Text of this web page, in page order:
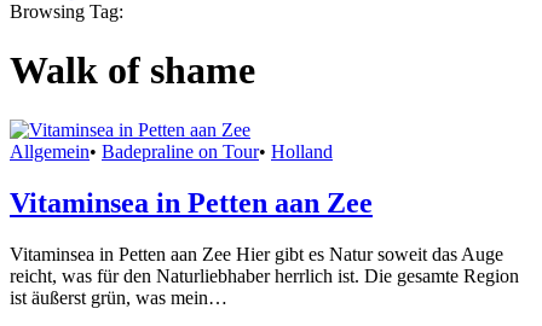
Browsing Tag:
Walk of shame
Allgemein• Badepraline on Tour• Holland
Vitaminsea in Petten aan Zee
Vitaminsea in Petten aan Zee Hier gibt es Natur soweit das Auge
reicht, was für den Naturliebhaber herrlich ist. Die gesamte Region
ist äußerst grün, was mein…